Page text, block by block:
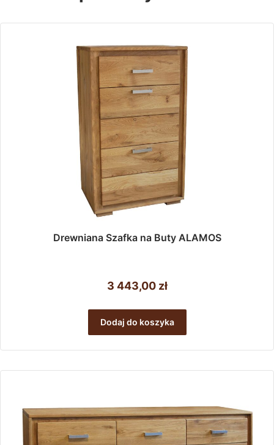
Drewniana Szafka na Buty ALAMOS
3 443,00 zł
Dodaj do koszyka